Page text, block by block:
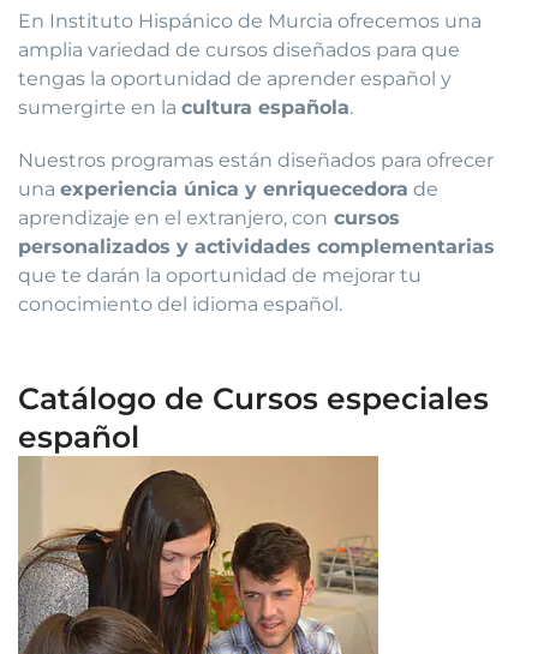
En Instituto Hispánico de Murcia ofrecemos una
amplia variedad de cursos diseñados para que
tengas la oportunidad de aprender español y
sumergirte en la cultura española.
Nuestros programas están diseñados para ofrecer
una experiencia única y enriquecedora de
aprendizaje en el extranjero, con cursos
personalizados y actividades complementarias
que te darán la oportunidad de mejorar tu
conocimiento del idioma español.
Catálogo de Cursos especiales
español
El
precio
original
era:
1.250,00 €.
es:
995,00 €.